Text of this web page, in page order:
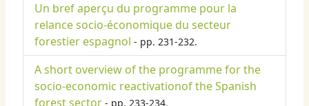
Un bref aperçu du programme pour la
relance socio-économique du secteur
forestier espagnol - pp. 231-232.
A short overview of the programme for the
socio-economic reactivationof the Spanish
forest sector - pp. 233-234.